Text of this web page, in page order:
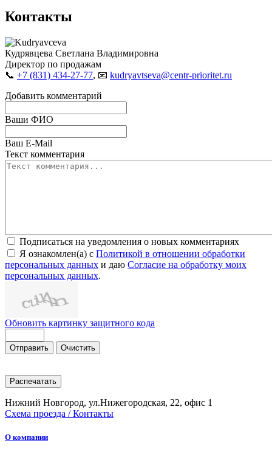
Контакты
Кудрявцева Светлана Владимировна
Директор по продажам
📞 +7 (831) 434-27-77, 📧 kudryavtseva@centr-prioritet.ru
Добавить комментарий
Ваши ФИО
Ваш E-Mail
Текст комментария
Подписаться на уведомления о новых комментариях
Я ознакомлен(а) с Политикой в отношении обработки
персональных данных и даю Согласие на обработку моих
персональных данных.
Обновить картинку защитного кода
Отправить Очистить
Распечатать
Нижний Новгород, ул.Нижегородская, 22, офис 1
Схема проезда / Контакты
О компании